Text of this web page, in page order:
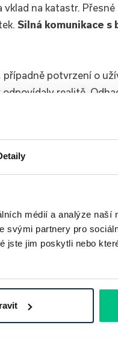
médií a analýze naší
partnery pro
jste jim poskytli nebo
na katastr. Přesné
Silná komunikace s
potvrzení o
realitě.
může upravit pojistné
při vkladu na
podmínky, termíny